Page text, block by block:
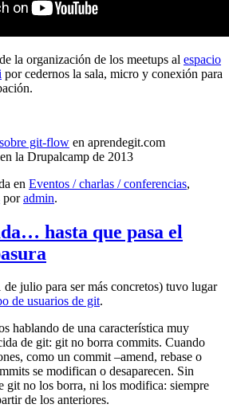
la organización de los meetups al espacio
por cedernos la sala, micro y conexión para
git-flow en aprendegit.com
en la Drupalcamp de 2013
en Eventos / charlas / conferencias,
poradmin.
hasta que pasa el
de julio para ser más concretos) tuvo lugar
de usuarios de git.
hablando de una característica muy
de git: git no borra commits. Cuando
como un commit –amend, rebase o
se modifican o desaparecen. Sin
git no los borra, ni los modifica: siempre
de los anteriores.